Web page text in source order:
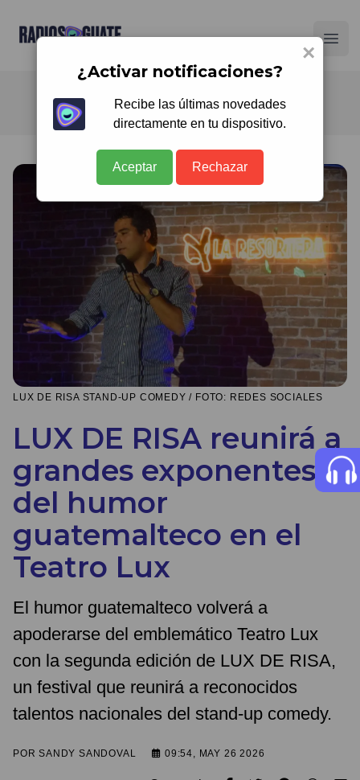
Radios Guate
LUX DE RISA STAND-UP COMEDY / FOTO: REDES SOCIALES
LUX DE RISA reunirá a
grandes exponentes
del humor
guatemalteco en el
Teatro Lux
El humor guatemalteco volverá a
apoderarse del emblemático Teatro Lux
con la segunda edición de LUX DE RISA,
un festival que reunirá a reconocidos
talentos nacionales del stand-up comedy.
PORSANDY SANDOVAL 09:54, MAY 26 2026
×
¿Activar notificaciones?
Recibe las últimas novedades
directamente en tu dispositivo.
Aceptar Rechazar